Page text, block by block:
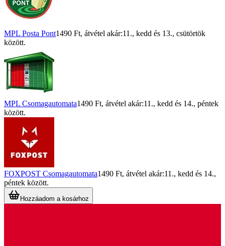
MPL Posta Pont1490 Ft, átvétel akár:11., kedd és 13., csütörtök
között.
MPL Csomagautomata1490 Ft, átvétel akár:11., kedd és 14., péntek
között.
FOXPOST Csomagautomata1490 Ft, átvétel akár:11., kedd és 14.,
péntek között.
Hozzáadom a kosárhoz